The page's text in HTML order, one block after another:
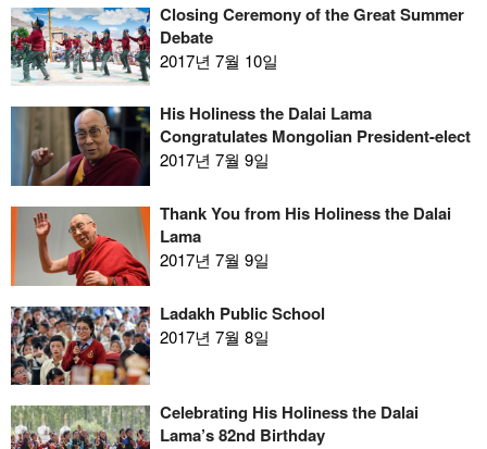
Closing Ceremony of the Great Summer
Debate
2017년 7월 10일
His Holiness the Dalai Lama
Congratulates Mongolian President-elect
2017년 7월 9일
Thank You from His Holiness the Dalai
Lama
2017년 7월 9일
Ladakh Public School
2017년 7월 8일
Celebrating His Holiness the Dalai
Lama’s 82nd Birthday